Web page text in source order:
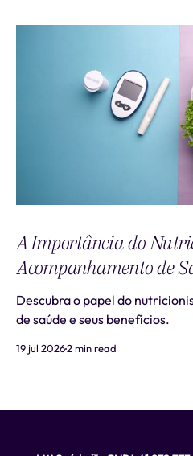
A Importância do
Acompanhamento de
Descubra o papel do
de saúde e seus benefícios.
19 jul 20262 min read